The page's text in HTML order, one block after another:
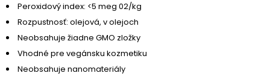
Peroxidový index: <5 meg 02/kg
Rozpustnosť: olejová, v olejoch
Neobsahuje žiadne GMO zložky
Vhodné pre vegánsku kozmetiku
Neobsahuje nanomateriály